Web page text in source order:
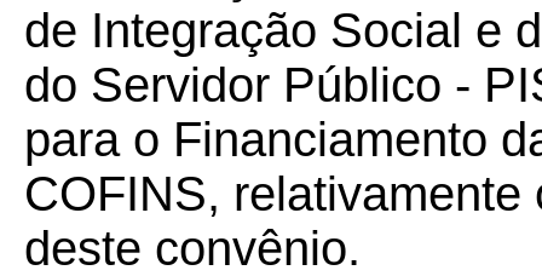
de Integração Social e
do Servidor Público -
para o Financiamento
COFINS,
deste convênio.